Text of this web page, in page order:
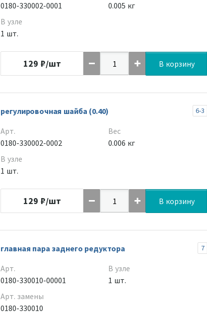
0180-330002-0001
В узле
1 шт.
0.005 кг
129 ₽/шт В корзину
регулировочная шайба (0.40) 6-3
Арт.
0180-330002-0002
В узле
1 шт.
Вес
0.006 кг
129 ₽/шт В корзину
главная пара заднего редуктора 7
Арт.
0180-330010-00001
Арт. замены
0180-330010
В узле
1 шт.